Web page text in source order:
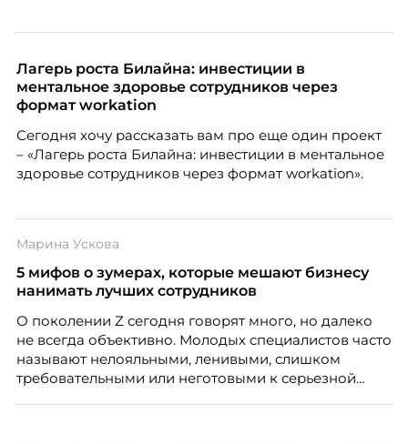
Лагерь роста Билайна: инвестиции в
ментальное здоровье сотрудников через
формат workation
Сегодня хочу рассказать вам про еще один проект
– «Лагерь роста Билайна: инвестиции в ментальное
здоровье сотрудников через формат workation».
Марина Ускова
5 мифов о зумерах, которые мешают бизнесу
нанимать лучших сотрудников
О поколении Z сегодня говорят много, но далеко
не всегда объективно. Молодых специалистов часто
называют нелояльными, ленивыми, слишком
требовательными или неготовыми к серьезной